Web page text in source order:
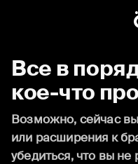
Все в
кое-что
Возможно, сейчас
или расширения к
убедиться, что вы не